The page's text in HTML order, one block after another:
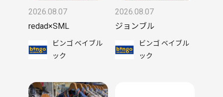
2026.08.07
redad×SML
ビンゴ ベイブル
ック
2026.08.07
ジョンブル
ビンゴ ベイブル
ック